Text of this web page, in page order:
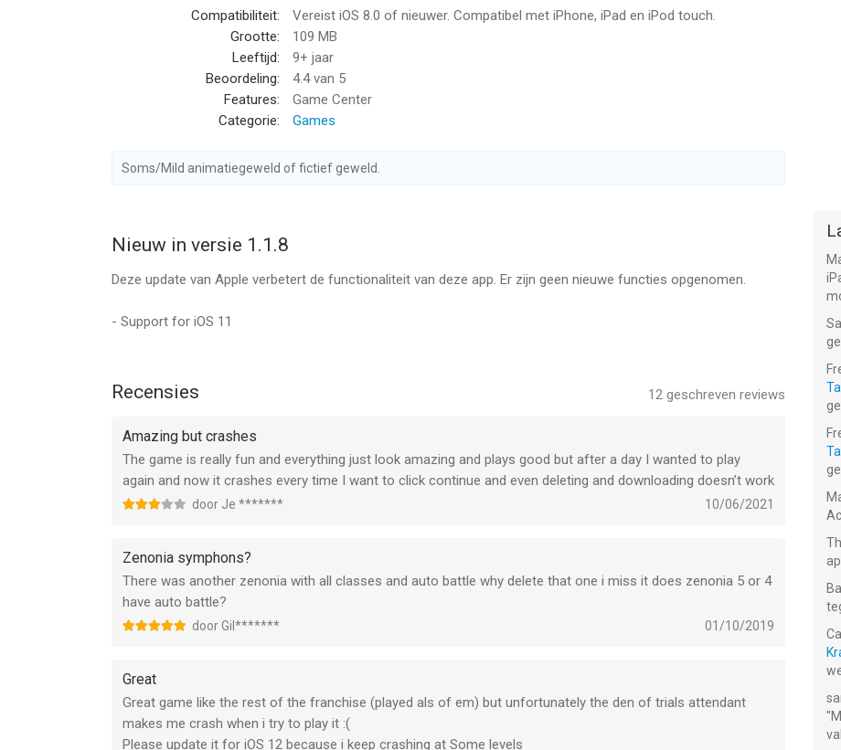
DAAG DE WERELD UIT IN UITGEBREIDE PVP
Versla asynchrone online PvP met de nieuwe 2-tegen-2 gevechten of neem het op in de Abyss zone voor buit
en gebruik data van andere spelers als huurling. De Uitvoeringskamer en klassieke 1-tegen-1 gevechten komen
Verzamel effectvergrotende titels en meer dan 40 Game Center achievements terwijl je steeds dieper in de
geheimen van ZENONIA® spelers duikt.
Website http://www.gamevil.com
Twitter http://twitter.com/gamevil
ZENONIA® 4 van Com2uS Holdings is een app voor iPhone, iPad en iPod touch met iOS versie 8.0 of hoger,
geschikt bevonden voor gebruikers met leeftijden vanaf9 jaar
Compatibiliteit:
Vereist iOS 8.0 of nieuwer. Compatibel met iPhone, iPad en iPod touch.
Grootte:
109 MB
Leeftijd:
9+ jaar
Beoordeling:
4.4van 5
Features:
Game Center
Categorie:
Games
Soms/Mild animatiegeweld of fictief geweld.
Nieuw in versie 1.1.8
Deze update van Apple verbetert de functionaliteit van deze app. Er zijn geen nieuwe functies opgenomen.
- Support for iOS 11
12 geschreven reviews
Recensies
Amazing but crashes
The game is really fun and everything just look amazing and plays good but after a day I wanted to play
again and now it crashes every time I want to click continue and even deleting and downloading doesn’t work
door Je ******* 10/06/2021
Zenonia symphons?
There was another zenonia with all classes and auto battle why delete that one i miss it does zenonia 5 or 4
have auto battle?
door Gil******* 01/10/2019
Great
Great game like the rest of the franchise (played als of em) but unfortunately the den of trials attendant
makes me crash when i try to play it :(
Please update it for iOS 12 because i keep crashing at Some levels
"